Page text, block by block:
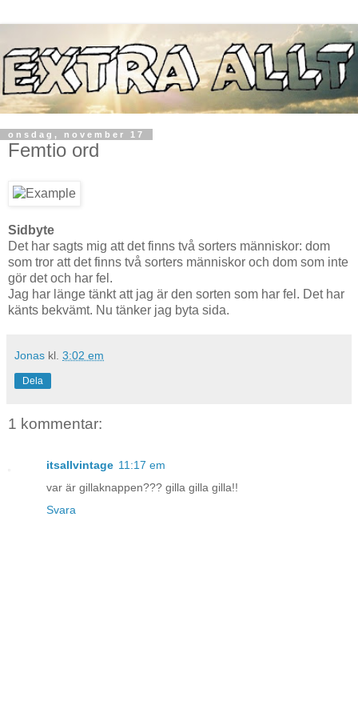
onsdag, november 17
Femtio ord
Sidbyte
Det har sagts mig att det finns två sorters människor: dom
som tror att det finns två sorters människor och dom som inte
gör det och har fel.
Jag har länge tänkt att jag är den sorten som har fel. Det har
känts bekvämt. Nu tänker jag byta sida.
Jonas kl. 3:02 em
Dela
1 kommentar:
itsallvintage 11:17 em
var är gillaknappen??? gilla gilla gilla!!
Svara